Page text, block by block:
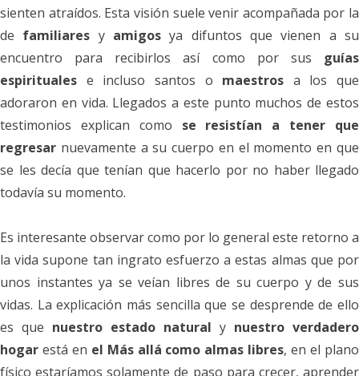
sienten atraídos. Esta visión suele venir acompañada por la
de familiares yamigosya difuntos que vienen a su
encuentro para recibirlos así como por sus guías
espirituales e incluso santos o maestros a los que
adoraron en vida. Llegados a este punto muchos de estos
testimonios explican como se resistían a tener que
regresar nuevamente a su cuerpo en el momento en que
se les decía que tenían que hacerlo por no haber llegado
todavía su momento.
Es interesante observar como por lo general este retorno a
la vida supone tan ingrato esfuerzo a estas almas que por
unos instantes ya se veían libres de su cuerpo y de sus
vidas. La explicación más sencilla que se desprende de ello
es que nuestro estado natural y nuestro verdadero
hogar está en el Más allá como almas libres, en el plano
físico estaríamos solamente de paso para crecer, aprender